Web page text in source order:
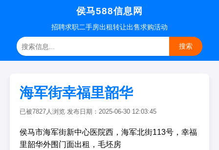
侯马588信息网
招聘求职二手房出租转让出售求购活动
搜索
海军街幸福里韶华
已被7827人浏览 发布日期：2025-06-30 12:03:45
侯马市海军街新中心医院西，海军北街113号，幸福
里韶华外围门面出租，毛坯房